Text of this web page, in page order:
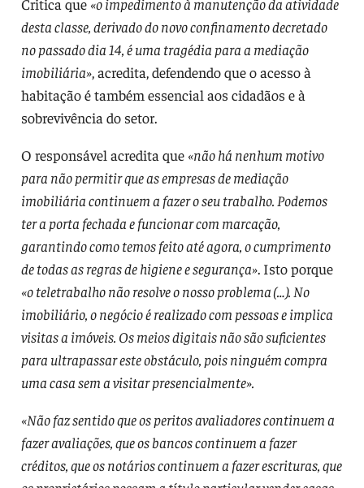
desta classe, derivado do novo confinamento decretado
no passado dia 14, é uma tragédia para a mediação
imobiliária», acredita, defendendo que o acesso à
habitação é também essencial aos cidadãos e à
sobrevivência do setor.
O responsável acredita que «não há nenhum motivo
para não permitir que as empresas de mediação
imobiliária continuem a fazer o seu trabalho. Podemos
ter a porta fechada e funcionar com marcação,
garantindo como temos feito até agora, o cumprimento
de todas as regras de higiene e segurança». Isto porque
«o teletrabalho não resolve o nosso problema (…). No
imobiliário, o negócio é realizado com pessoas e implica
visitas a imóveis. Os meios digitais não são suficientes
para ultrapassar este obstáculo, pois ninguém compra
uma casa sem a visitar presencialmente».
«Não faz sentido que os peritos avaliadores continuem a
fazer avaliações, que os bancos continuem a fazer
créditos, que os notários continuem a fazer escrituras, que